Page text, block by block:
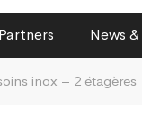
Partners News
inox – 2 étagères